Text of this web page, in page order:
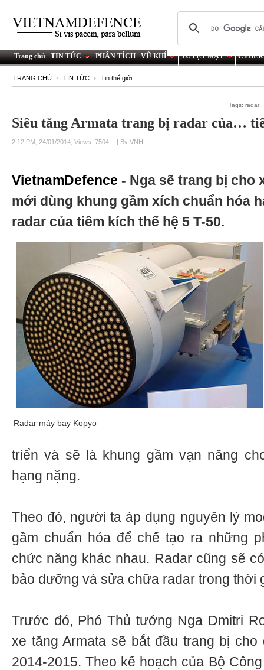
Trang chủ TIN TỨC PHÂN TÍCH VŨ KHÍ TUYỆT MẬT
TRANG CHỦ TIN TỨC Tin thế giới
Tags:radar
Siêu tăng Armata trang bị radar của…
2:12 PM, 24/01/2014, Views: 7504 | By VNH
VietnamDefence - Nga sẽ trang bị cho
mới dùng khung gầm xích chuẩn hóa
radar của tiêm kích thế hệ 5 T-50.
Radar máy bay Kopyo
triển và sẽ là khung gầm vạn năng
hạng nặng.
Theo đó, người ta áp dụng nguyên lý
gầm chuẩn hóa để chế tạo ra những
chức năng khác nhau. Radar cũng sẽ
bảo dưỡng và sửa chữa radar trong thời
Trước đó, Phó Thủ tướng Nga Dmitri
xe tăng Armata sẽ bắt đầu trang bị
2014-2015. Theo kế hoạch của Bộ